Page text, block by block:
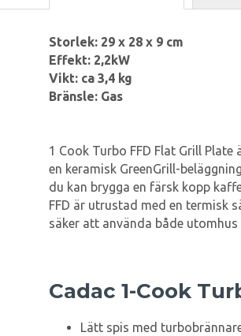
Storlek: 29 x 28 x 9 cm
Effekt: 2,2kW
Vikt: ca 3,4 kg
Bränsle: Gas
1 Cook Turbo FFD Flat Grill
en keramisk GreenGrill-
du kan brygga en färsk kopp
FFD är utrustad med en termisk
säker att använda både
Cadac 1-Cook
Lätt spis med